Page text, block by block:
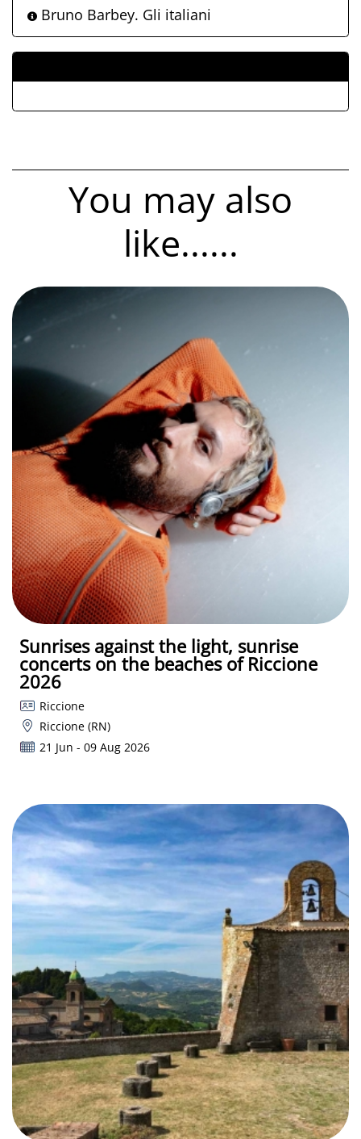
Bruno Barbey. Gli italiani
You may also
like......
Sunrises against the light, sunrise
concerts on the beaches of Riccione
2026
Riccione
Riccione (RN)
21 Jun - 09 Aug 2026